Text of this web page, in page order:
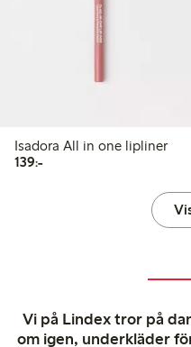
Isadora All in one lipliner
139:-139,00 kr
Vi på Lindex tror på
om igen, underkläder